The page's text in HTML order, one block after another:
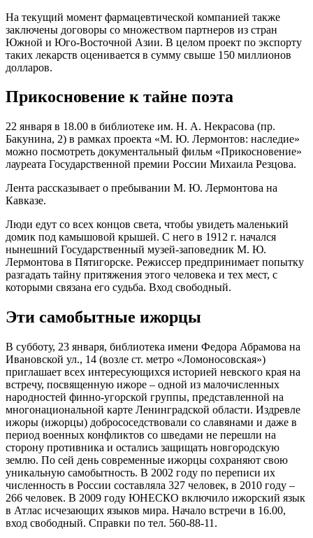
На текущий момент фармацевтической компанией также
заключены договоры со множеством партнеров из стран
Южной и Юго-Восточной Азии. В целом проект по экспорту
таких лекарств оценивается в сумму свыше 150 миллионов
долларов.
Прикосновение к тайне поэта
22 января в 18.00 в библиотеке им. Н. А. Некрасова (пр.
Бакунина, 2) в рамках проекта «М. Ю. Лермонтов: наследие»
можно посмотреть документальный фильм «Прикосновение»
лауреата Государственной премии России Михаила Резцова.
Лента рассказывает о пребывании М. Ю. Лермонтова на
Кавказе.
Люди едут со всех концов света, чтобы увидеть маленький
домик под камышовой крышей. С него в 1912 г. начался
нынешний Государственный музей-заповедник М. Ю.
Лермонтова в Пятигорске. Режиссер предпринимает попытку
разгадать тайну притяжения этого человека и тех мест, с
которыми связана его судьба. Вход свободный.
Эти самобытные ижорцы
В субботу, 23 января, библиотека имени Федора Абрамова на
Ивановской ул., 14 (возле ст. метро «Ломоносовская»)
приглашает всех интересующихся историей невского края на
встречу, посвященную ижоре – одной из малочисленных
народностей финно-угорской группы, представленной на
многонациональной карте Ленинградской области. Издревле
ижоры (ижорцы) добрососедствовали со славянами и даже в
период военных конфликтов со шведами не перешли на
сторону противника и остались защищать новгородскую
землю. По сей день современные ижорцы сохраняют свою
уникальную самобытность. В 2002 году по переписи их
численность в России составляла 327 человек, в 2010 году –
266 человек. В 2009 году ЮНЕСКО включило ижорский язык
в Атлас исчезающих языков мира. Начало встречи в 16.00,
вход свободный. Справки по тел. 560-88-11.